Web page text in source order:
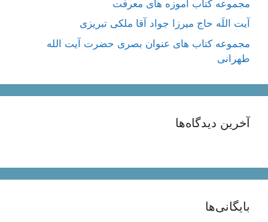
مجموعه کتاب آموزه های معرفت
آیت اللَه حاج میرزا جواد آقا ملکی تبریزی
مجموعه کتاب های عنوان بصری حضرت آیت الله
طهرانی
آخرین دیدگاه‌ها
بایگانی‌ها